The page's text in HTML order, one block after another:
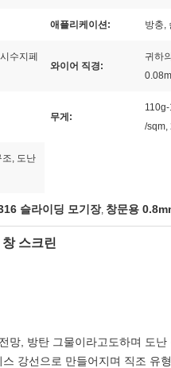
애플리케이션: 방충,
수지페
와이어 직경:
귀하
무게:
/sqm,
조, 도난
슬라이딩 모기장, 창문용
스크린
망, 방탄 그물이라고도하며 도
강선으로 만들어지며 직조 유